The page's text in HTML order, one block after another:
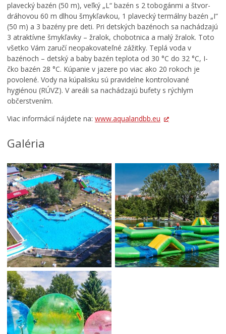
Dane a poplatky
Doprava a údržba komunikácií
Odpady, verejné priestranstvá
Klíma v meste
Klimatická zmena
Životné prostredie
Chov spoločenských zvierat
Turistické informačné centrum
Gisplan mesta Banská Bystrica
Mestská hromadná doprava
Ankety
Odkaz pre starostu
WiFi mesta
Služba pre nepočujúcich
Pomoc pre ľudí bez domova
Zelené sídliská
Plážové kúpalisko
Odkanalizovanie MČ Rudlová
Bystrický podcast
plavecký bazén (50 m), veľký „L“ bazén s 2 tobogánmi a štvor-
dráhovou 60 m dlhou šmykľavkou, 1 plavecký termálny bazén „I“
(50 m) a 3 bazény pre deti. Pri detských bazénoch sa nachádzajú
3 atraktívne šmykľavky – žralok, chobotnica a malý žralok. Toto
všetko Vám zaručí neopakovateľné zážitky. Teplá voda v
bazénoch – detský a baby bazén teplota od 30 °C do 32 °C, I-
čko bazén 28 °C. Kúpanie v jazere po viac ako 20 rokoch je
povolené. Vody na kúpalisku sú pravidelne kontrolované
hygiénou (RÚVZ). V areáli sa nachádzajú bufety s rýchlym
občerstvením.
Viac informácií nájdete na: www.aqualandbb.eu
Galéria